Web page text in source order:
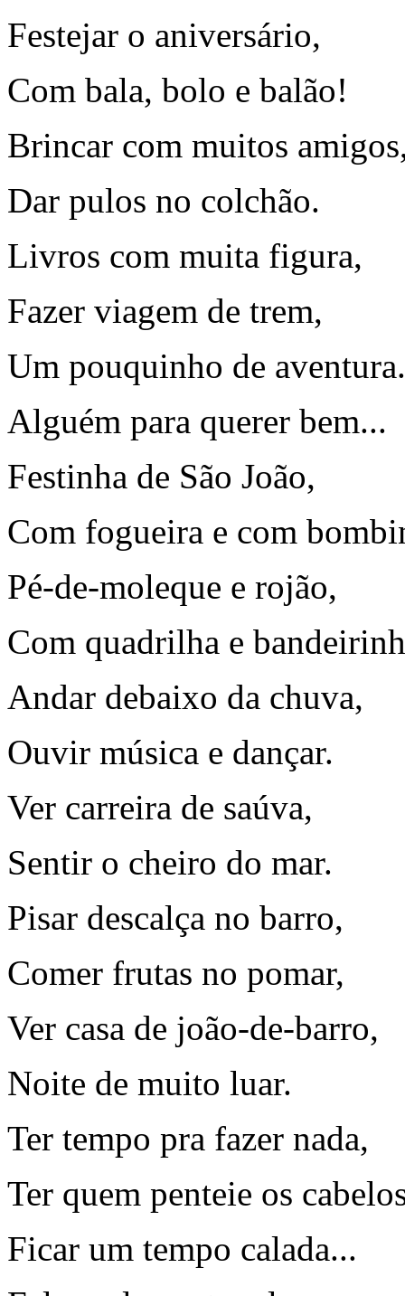
Festejar o aniversário,
Com bala, bolo e balão!
Brincar com muitos
Dar pulos no colchão.
Livros com muita figura,
Fazer viagem de trem,
Um pouquinho de
Alguém para querer bem...
Festinha de São João,
Com fogueira e com
Pé-de-moleque e rojão,
Com quadrilha e
Andar debaixo da chuva,
Ouvir música e dançar.
Ver carreira de saúva,
Sentir o cheiro do mar.
Pisar descalça no barro,
Comer frutas no pomar,
Ver casa de joão-de-barro,
Noite de muito luar.
Ter tempo pra fazer nada,
Ter quem penteie os
Ficar um tempo calada...